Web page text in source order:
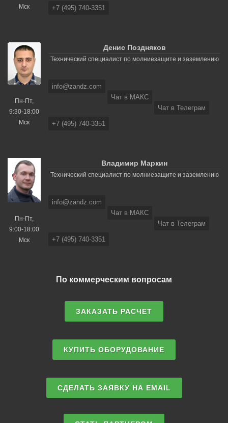
Мск
+7 (495) 740-3351
Пн-Пт,
9:30-18:00
Мск
Денис Поздняков
Технический специалист по молниезащите и заземлению
info@zandz.com
Чат в МАКС
Чат в Телеграм
+7 (495) 740-3351
Пн-Пт,
9:00-18:00
Мск
Владимир Маркин
Технический специалист по молниезащите и заземлению
info@zandz.com
Чат в МАКС
Чат в Телеграм
+7 (495) 740-3351
По коммерческим вопросам
ЗАКАЗАТЬ РАСЧЕТ
КУПИТЬ ОБОРУДОВАНИЕ
СДЕЛАТЬ ЗАЯВКУ НА EMAIL